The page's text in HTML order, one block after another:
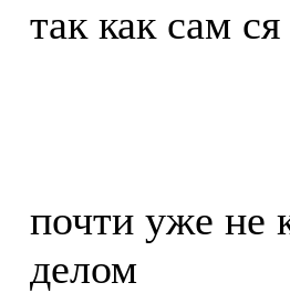
так как сам
почти уже не
делом